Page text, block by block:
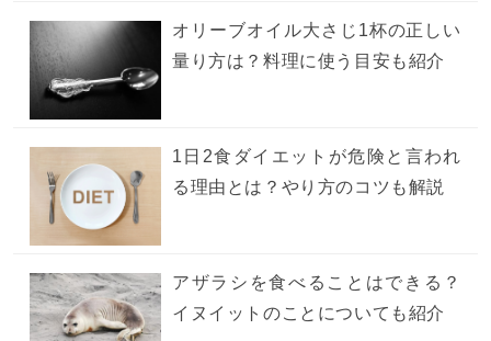
オリーブオイル大さじ1杯の正しい
量り方は？料理に使う目安も紹介
1日2食ダイエットが危険と言われ
る理由とは？やり方のコツも解説
アザラシを食べることはできる？
イヌイットのことについても紹介